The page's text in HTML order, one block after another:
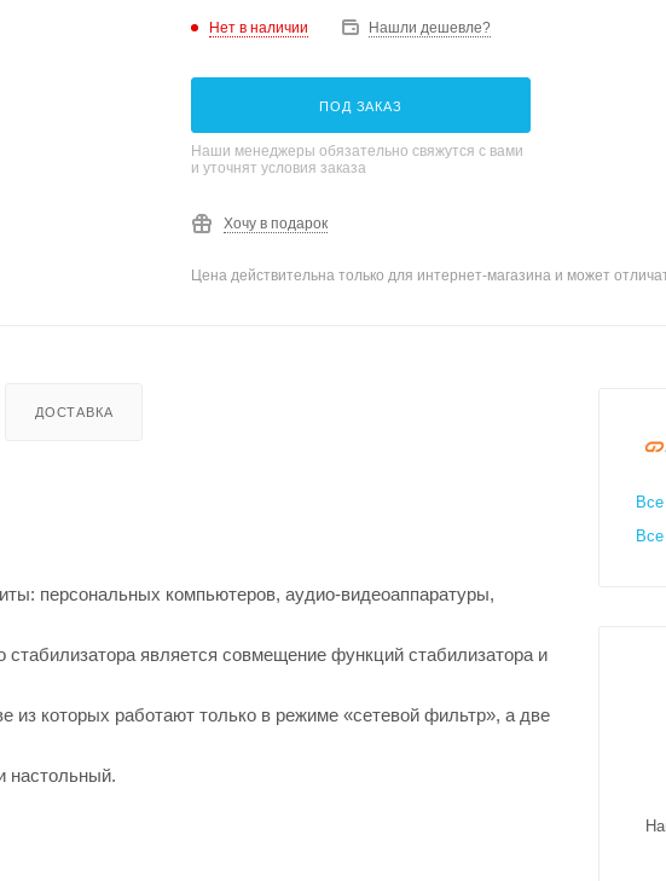
Нет в наличии Нашли дешевле?
ПОД ЗАКАЗ
Наши менеджеры обязательно свяжутся с вами
и уточнят условия заказа
Хочу в подарок
Цена действительна только для интернет-магазина и может
ДОСТАВКА
персональных компьютеров, аудио-видеоаппаратуры,
является совмещение функций стабилизатора и
из которых работают только в режиме «сетевой фильтр», а две
настольный.